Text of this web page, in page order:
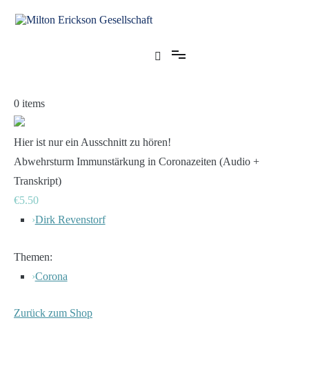
Inhalt
0 items
Hier ist nur ein Ausschnitt zu hören!
Abwehrsturm Immunstärkung in Coronazeiten (Audio +
Transkript)
€5.50
›Dirk Revenstorf
Themen:
›Corona
Zurück zum Shop